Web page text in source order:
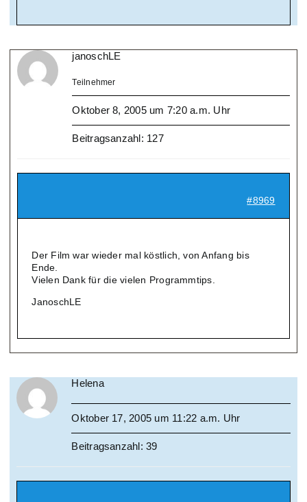
janoschLE
Teilnehmer
Oktober 8, 2005 um 7:20 a.m. Uhr
Beitragsanzahl: 127
#8969
Der Film war wieder mal köstlich, von Anfang bis
Ende.
Vielen Dank für die vielen Programmtips.
JanoschLE
Helena
Oktober 17, 2005 um 11:22 a.m. Uhr
Beitragsanzahl: 39